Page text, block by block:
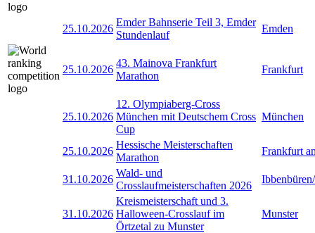
25.10.2026
Emder Bahnserie Teil 3, Emder
Stundenlauf
Emden
25.10.2026
43. Mainova Frankfurt
Marathon
Frankfurt
25.10.2026
12. Olympiaberg-Cross
München mit Deutschem Cross
Cup
München
25.10.2026
Hessische Meisterschaften
Marathon
Frankfurt
31.10.2026
Wald- und
Crosslaufmeisterschaften 2026
31.10.2026
Kreismeisterschaft und 3.
Halloween-Crosslauf im
Örtzetal zu Munster
Munster